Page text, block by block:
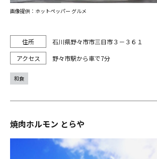
石川県野々市市三日市３－３６１
野々市駅から車で7分
画像提供：ホットペッパー グルメ
和食
焼肉ホルモン とらや